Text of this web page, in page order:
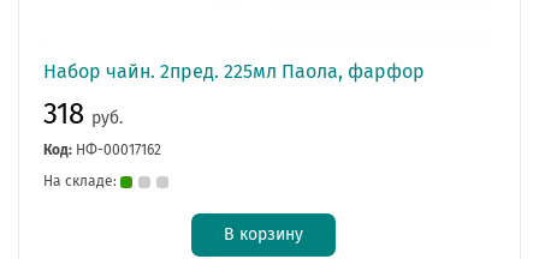
Набор чайн. 2пред. 225мл Паола, фарфор
318 руб.
Код: НФ-00017162
На складе:
В корзину